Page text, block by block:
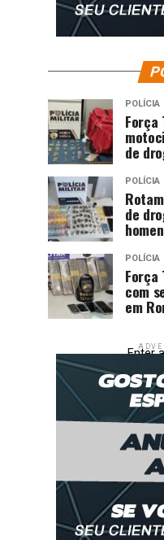
POLÍCIA
Força
de
POLÍCIA
de
POLÍCIA
Força
com
em
Enter